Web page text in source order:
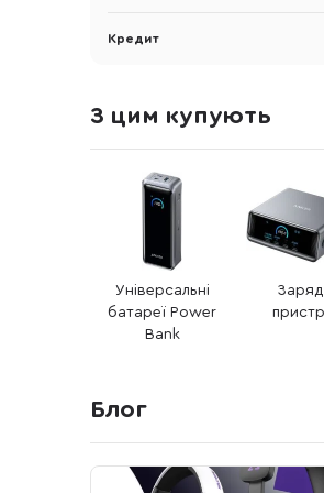
Кредит
З цим купують
Універсальні
батареї Power
Bank
Блог